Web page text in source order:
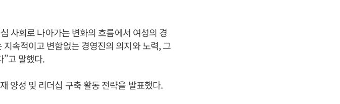
사회로 나아가는 변화의 흐름에서 여성의 경
속적이고 변함없는 경영진의 의지와 노력, 그
”고 말했다.
양성 및 리더십 구축 활동 전략을 발표했다.